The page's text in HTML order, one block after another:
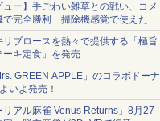
ュー】手ごわい雑草との戦い、コメ
で完全勝利 掃除機感覚で使えた
リブロースを熱々で提供する「極旨
ーキ定食」を発売
GREEN APPLE」のコラボドーナ
いよ発売！
リアル麻雀 Venus Returns」8月27